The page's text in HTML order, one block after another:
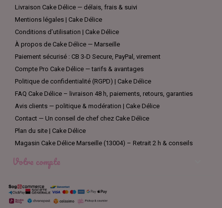
Livraison Cake Délice — délais, frais & suivi
Mentions légales | Cake Délice
Conditions d’utilisation | Cake Délice
À propos de Cake Délice — Marseille
Paiement sécurisé : CB 3-D Secure, PayPal, virement
Compte Pro Cake Délice — tarifs & avantages
Politique de confidentialité (RGPD) | Cake Délice
FAQ Cake Délice – livraison 48 h, paiements, retours, garanties
Avis clients — politique & modération | Cake Délice
Contact — Un conseil de chef chez Cake Délice
Plan du site | Cake Délice
Magasin Cake Délice Marseille (13004) – Retrait 2 h & conseils
Votre compte